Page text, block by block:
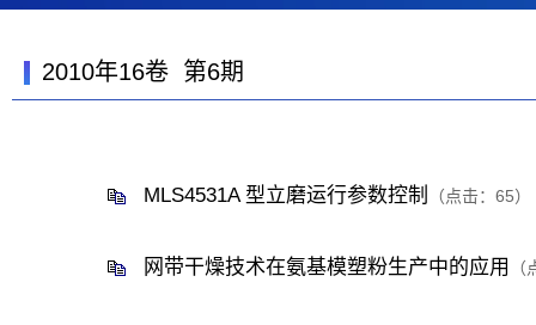
2010年16卷 第6期
MLS4531A 型立磨运行参数控制 （点击： 65）
网带干燥技术在氨基模塑粉生产中的应用